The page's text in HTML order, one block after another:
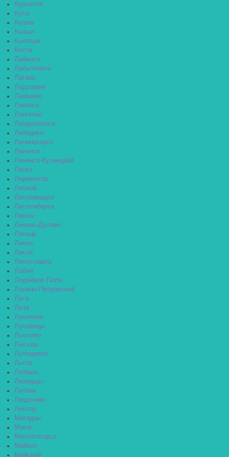
Курчатов
Куса
Кушва
Кызыл
Кыштым
Кяхта
Лабинск
Лабытнанги
Лагань
Ладушкин
Лаишево
Лакинск
Лангепас
Лахденпохья
Лебедянь
Лениногорск
Ленинск
Ленинск-Кузнецкий
Ленск
Лермонтов
Лесной
Лесозаводск
Лесосибирск
Ливны
Ликино-Дулёво
Липецк
Липки
Лиски
Лихославль
Лобня
Лодейное Поле
Лосино-Петровский
Луга
Луза
Лукоянов
Луховицы
Лысково
Лысьва
Лыткарино
Льгов
Любань
Люберцы
Любим
Людиново
Лянтор
Магадан
Магас
Магнитогорск
Майкоп
Майский